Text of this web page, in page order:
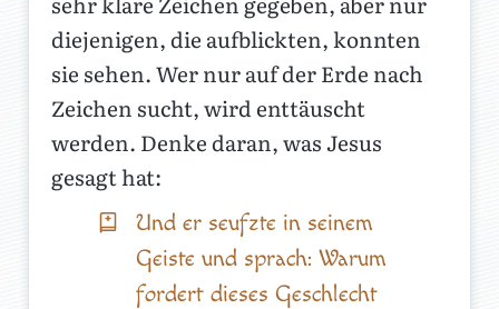
diejenigen, die aufblickten, konnten
sie sehen. Wer nur auf der Erde nach
Zeichen sucht, wird enttäuscht
werden. Denke daran, was Jesus
gesagt hat:
Und er seufzte in seinem
Geiste und sprach: Warum
fordert dieses Geschlecht